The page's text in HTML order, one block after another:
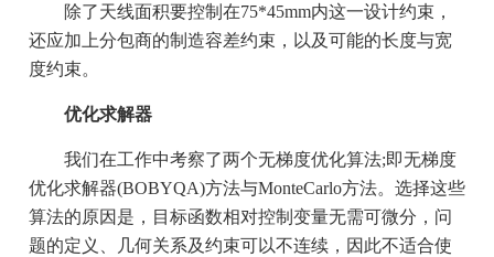
除了天线面积要控制在75*45mm内这一设计约束，
还应加上分包商的制造容差约束，以及可能的长度与宽
度约束。
优化求解器
我们在工作中考察了两个无梯度优化算法;即无梯度
优化求解器(BOBYQA)方法与MonteCarlo方法。选择这些
算法的原因是，目标函数相对控制变量无需可微分，问
题的定义、几何关系及约束可以不连续，因此不适合使